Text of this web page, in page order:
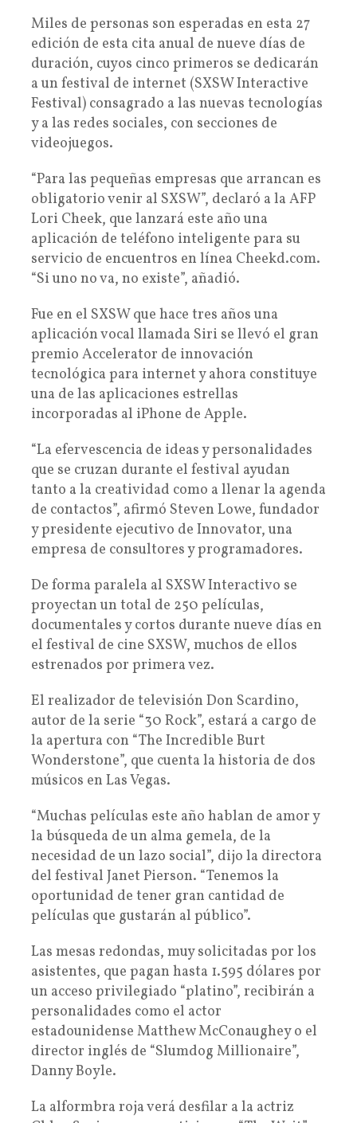
Miles de personas son esperadas en esta 27
edición de esta cita anual de nueve días de
duración, cuyos cinco primeros se dedicarán
a un festival de internet (SXSW Interactive
Festival) consagrado a las nuevas tecnologías
y a las redes sociales, con secciones de
videojuegos.
“Para las pequeñas empresas que arrancan es
obligatorio venir al SXSW”, declaró a la AFP
Lori Cheek, que lanzará este año una
aplicación de teléfono inteligente para su
servicio de encuentros en línea Cheekd.com.
“Si uno no va, no existe”, añadió.
Fue en el SXSW que hace tres años una
aplicación vocal llamada Siri se llevó el gran
premio Accelerator de innovación
tecnológica para internet y ahora constituye
una de las aplicaciones estrellas
incorporadas al iPhone de Apple.
“La efervescencia de ideas y personalidades
que se cruzan durante el festival ayudan
tanto a la creatividad como a llenar la agenda
de contactos”, afirmó Steven Lowe, fundador
y presidente ejecutivo de Innovator, una
empresa de consultores y programadores.
De forma paralela al SXSW Interactivo se
proyectan un total de 250 películas,
documentales y cortos durante nueve días en
el festival de cine SXSW, muchos de ellos
estrenados por primera vez.
El realizador de televisión Don Scardino,
autor de la serie “30 Rock”, estará a cargo de
la apertura con “The Incredible Burt
Wonderstone”, que cuenta la historia de dos
músicos en Las Vegas.
“Muchas películas este año hablan de amor y
la búsqueda de un alma gemela, de la
necesidad de un lazo social”, dijo la directora
del festival Janet Pierson. “Tenemos la
oportunidad de tener gran cantidad de
películas que gustarán al público”.
Las mesas redondas, muy solicitadas por los
asistentes, que pagan hasta 1.595 dólares por
un acceso privilegiado “platino”, recibirán a
personalidades como el actor
estadounidense Matthew McConaughey o el
director inglés de “Slumdog Millionaire”,
Danny Boyle.
La alformbra roja verá desfilar a la actriz